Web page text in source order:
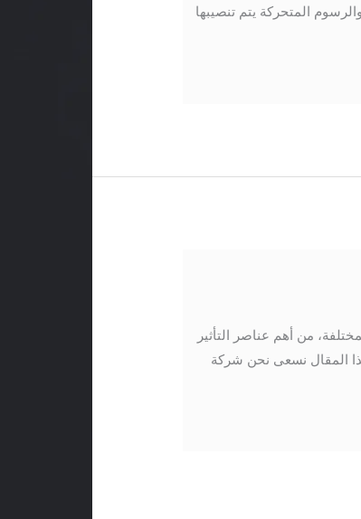
المتحركة يتم تنصيبها
من أهم عناصر التأثير
هذا المقال نسعى نحن شركة